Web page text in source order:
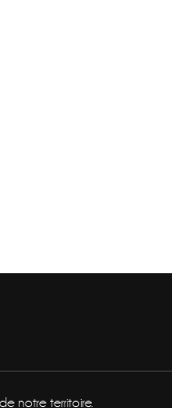
notre territoire.